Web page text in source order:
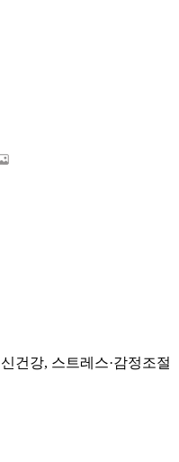
건강, 스트레스·감정조절